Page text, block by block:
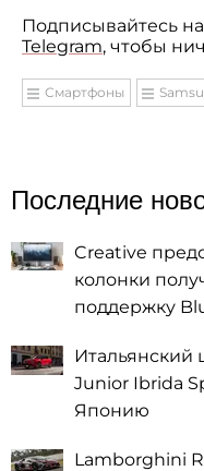
Подписывайтесь
Telegram, чтобы
Смартфоны
Последние
Creative
колонки
поддержку
Итальянский
Junior Ibrida
Японию
Lamborghini